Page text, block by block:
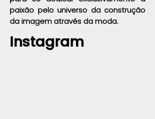
paixão pelo universo da construção
da imagem através da moda.
Instagram